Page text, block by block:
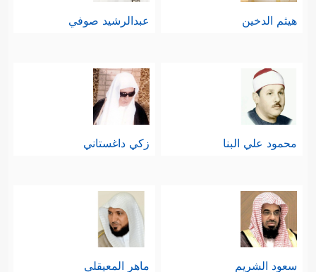
هيثم الدخين عبدالرشيد صوفي
محمود علي البنا زكي داغستاني
سعود الشريم ماهر المعيقلي